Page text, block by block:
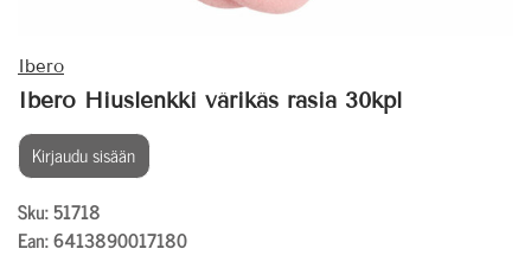
Ibero
Ibero Hiuslenkki värikäs rasia 30kpl
Kirjaudu sisään
Sku: 51718
Ean: 6413890017180